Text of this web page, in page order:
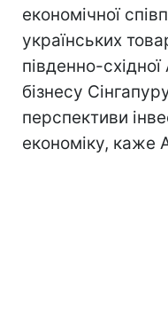
економічної
українських
південно-
бізнесу
перспективи
економіку, каже